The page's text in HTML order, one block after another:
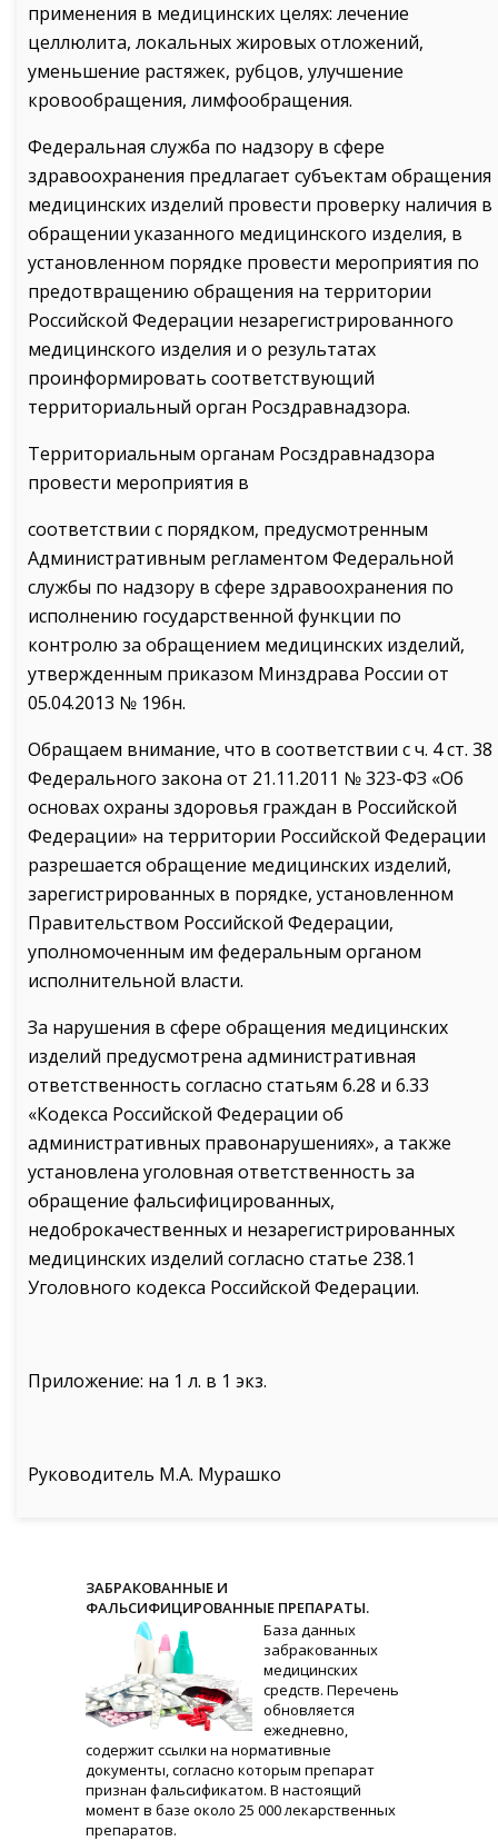
применения в медицинских целях: лечение
целлюлита, локальных жировых отложений,
уменьшение растяжек, рубцов, улучшение
кровообращения, лимфообращения.
Федеральная служба по надзору в сфере
здравоохранения предлагает субъектам обращения
медицинских изделий провести проверку наличия в
обращении указанного медицинского изделия, в
установленном порядке провести мероприятия по
предотвращению обращения на территории
Российской Федерации незарегистрированного
медицинского изделия и о результатах
проинформировать соответствующий
территориальный орган Росздравнадзора.
Территориальным органам Росздравнадзора
провести мероприятия в
соответствии с порядком, предусмотренным
Административным регламентом Федеральной
службы по надзору в сфере здравоохранения по
исполнению государственной функции по
контролю за обращением медицинских изделий,
утвержденным приказом Минздрава России от
05.04.2013 № 196н.
Обращаем внимание, что в соответствии с ч. 4 ст. 38
Федерального закона от 21.11.2011 № 323-ФЗ «Об
основах охраны здоровья граждан в Российской
Федерации» на территории Российской Федерации
разрешается обращение медицинских изделий,
зарегистрированных в порядке, установленном
Правительством Российской Федерации,
уполномоченным им федеральным органом
исполнительной власти.
За нарушения в сфере обращения медицинских
изделий предусмотрена административная
ответственность согласно статьям 6.28 и 6.33
«Кодекса Российской Федерации об
административных правонарушениях», а также
установлена уголовная ответственность за
обращение фальсифицированных,
недоброкачественных и незарегистрированных
медицинских изделий согласно статье 238.1
Уголовного кодекса Российской Федерации.
Приложение: на 1 л. в 1 экз.
Руководитель М.А. Мурашко
ЗАБРАКОВАННЫЕ И
ФАЛЬСИФИЦИРОВАННЫЕ ПРЕПАРАТЫ.
База данных
забракованных
медицинских
средств. Перечень
обновляется
ежедневно,
содержит ссылки на нормативные
документы, согласно которым препарат
признан фальсификатом. В настоящий
момент в базе около 25 000 лекарственных
препаратов.